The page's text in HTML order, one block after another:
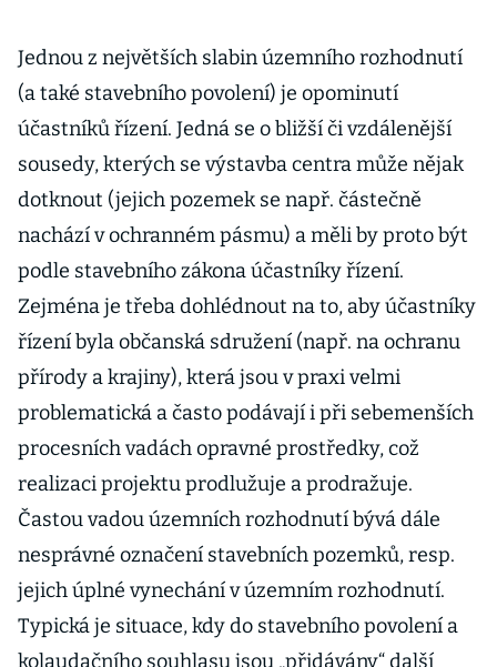
Jednou z největších slabin územního rozhodnutí
(a také stavebního povolení) je opominutí
účastníků řízení. Jedná se o bližší či vzdálenější
sousedy, kterých se výstavba centra může nějak
dotknout (jejich pozemek se např. částečně
nachází v ochranném pásmu) a měli by proto být
podle stavebního zákona účastníky řízení.
Zejména je třeba dohlédnout na to, aby účastníky
řízení byla občanská sdružení (např. na ochranu
přírody a krajiny), která jsou v praxi velmi
problematická a často podávají i při sebemenších
procesních vadách opravné prostředky, což
realizaci projektu prodlužuje a prodražuje.
Častou vadou územních rozhodnutí bývá dále
nesprávné označení stavebních pozemků, resp.
jejich úplné vynechání v územním rozhodnutí.
Typická je situace, kdy do stavebního povolení a
kolaudačního souhlasu jsou „přidávány“ další